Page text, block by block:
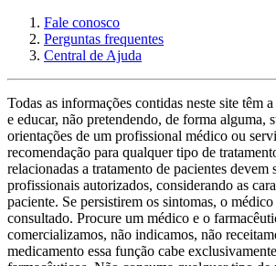
Fale conosco
Perguntas frequentes
Central de Ajuda
Todas as informações contidas neste site têm
e educar, não pretendendo, de forma alguma,
orientações de um profissional médico ou
recomendação para qualquer tipo de
relacionadas a tratamento de pacientes devem
profissionais autorizados, considerando as
paciente. Se persistirem os sintomas, o médico
consultado. Procure um médico e o
comercializamos, não indicamos, não
medicamento essa função cabe